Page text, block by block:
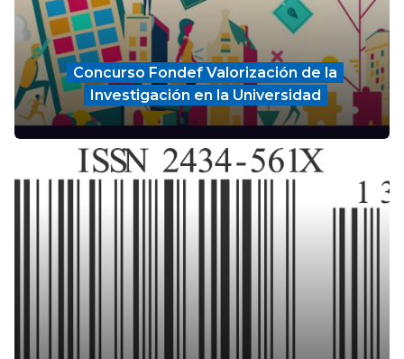
Concurso Fondef Valorización de la
Investigación en la Universidad